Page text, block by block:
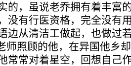
的，虽说老乔拥有着丰富
没有行医资格，完全没有
边从清洁工做起，也做过
师照顾的他，在异国他乡
常常对着星空，回想自己